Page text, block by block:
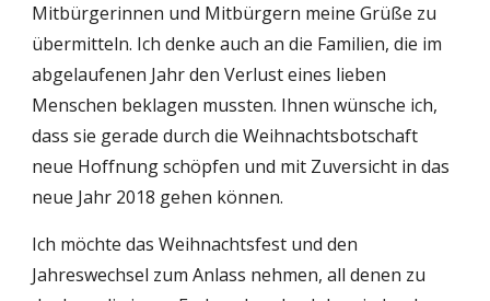
Mitbürgerinnen und Mitbürgern meine Grüße zu
übermitteln. Ich denke auch an die Familien, die im
abgelaufenen Jahr den Verlust eines lieben
Menschen beklagen mussten. Ihnen wünsche ich,
dass sie gerade durch die Weihnachtsbotschaft
neue Hoffnung schöpfen und mit Zuversicht in das
neue Jahr 2018 gehen können.
Ich möchte das Weihnachtsfest und den
Jahreswechsel zum Anlass nehmen, all denen zu